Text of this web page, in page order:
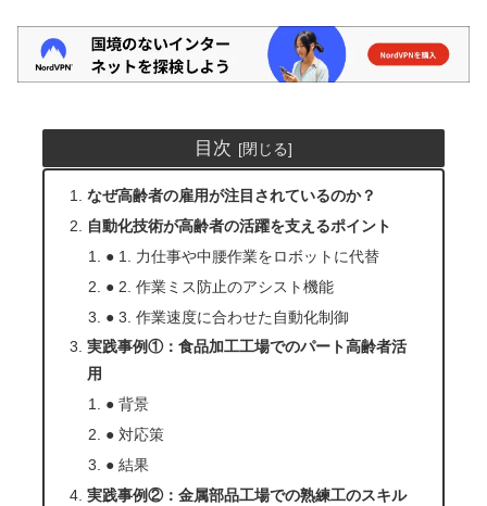
目次
なぜ高齢者の雇用が注目されているのか？
自動化技術が高齢者の活躍を支えるポイント
● 1. 力仕事や中腰作業をロボットに代替
● 2. 作業ミス防止のアシスト機能
● 3. 作業速度に合わせた自動化制御
実践事例①：食品加工工場でのパート高齢者活
用
● 背景
● 対応策
● 結果
実践事例②：金属部品工場での熟練工のスキル